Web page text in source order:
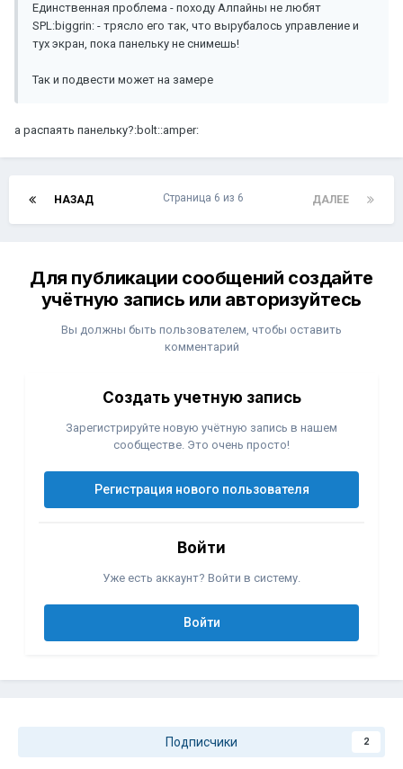
Единственная проблема - походу Алпайны не любят
SPL:biggrin: - трясло его так, что вырубалось управление и
тух экран, пока панельку не снимешь!
Так и подвести может на замере
а распаять панельку?:bolt::amper:
НАЗАД ДАЛЕЕ
Страница 6 из 6
Для публикации сообщений создайте
учётную запись или авторизуйтесь
Вы должны быть пользователем, чтобы оставить
комментарий
Создать учетную запись
Зарегистрируйте новую учётную запись в нашем
сообществе. Это очень просто!
Регистрация нового пользователя
Войти
Уже есть аккаунт? Войти в систему.
Войти
Подписчики 2